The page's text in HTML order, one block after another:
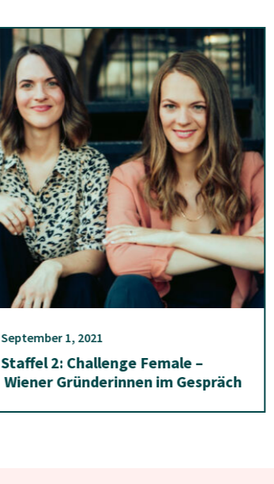
September 1, 2021
Staffel 2: Challenge Female –
Wiener Gründerinnen im Gespräch